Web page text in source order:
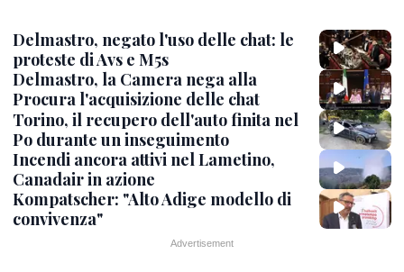
Delmastro, negato l'uso delle chat: le
proteste di Avs e M5s
Delmastro, la Camera nega alla
Procura l'acquisizione delle chat
Torino, il recupero dell'auto finita nel
Po durante un inseguimento
Incendi ancora attivi nel Lametino,
Canadair in azione
Kompatscher: "Alto Adige modello di
convivenza"